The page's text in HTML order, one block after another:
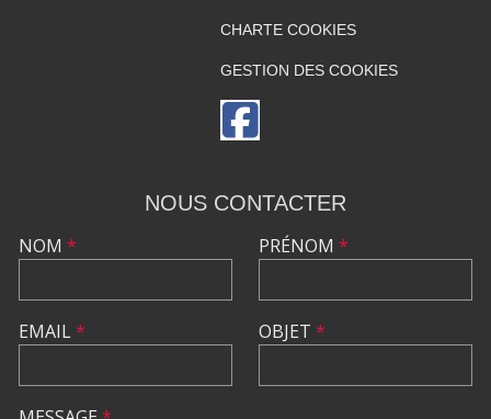
CHARTE COOKIES
GESTION DES COOKIES
NOUS CONTACTER
NOM *
EMAIL*
PRÉNOM *
OBJET *